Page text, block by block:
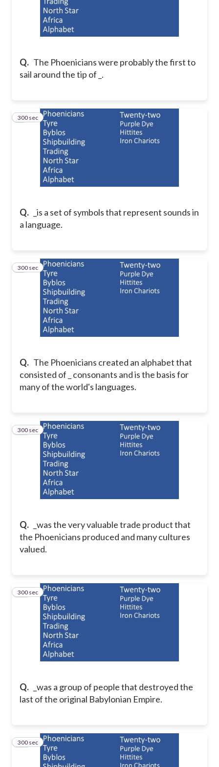
Q. The Phoenicians were probably the first to
sail around the tip of _.
Q.
_is a set of symbols that represent sounds in
a language.
8
300 sec
Q. The Phoenicians created an alphabet that
consisted of _ consonants and is the basis for
many of the world's languages.
9
300 sec
Q.
_was the very valuable trade product that
the Phoenicians produced and many cultures
valued.
10
300 sec
Q.
_was a group of people that destroyed the
last of the original Babylonian Empire.
11
300 sec
12
300 sec